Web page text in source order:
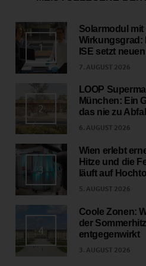
1
Solarmodul mit
Wirkungsgrad:
ISE setzt
7. AUGUST 2026
2
LOOP
München: Ein
das nie zu
6. AUGUST 2026
3
Wien erlebt
Hitze und die
läuft auf
5. AUGUST 2026
4
Coole Zonen:
der
entgegenwirkt
3. AUGUST 2026